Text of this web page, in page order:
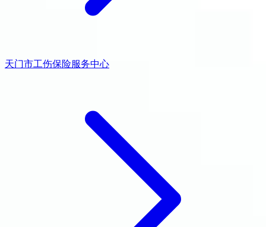
天门市工伤保险服务中心